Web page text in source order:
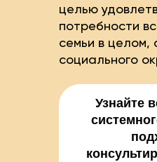
целью
потребности
семьи в целом,
социального
Узнайте